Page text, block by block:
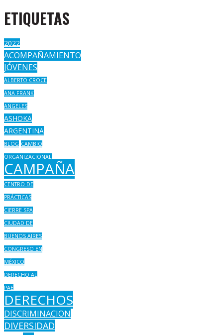
ETIQUETAS
2022
ACOMPAÑAMIENTO
JÓVENES
ALBERTO CROCE
ANA FRANK
ANGELES
ASHOKA
ARGENTINA
BLOG CAMBIO
ORGANIZACIONAL
CAMPAÑA
CENTRO DE
PRÁCTICAS
CIERRE SPA
CIUDAD DE
BUENOS AIRES
CONGRESO EN
MÉXICO
DERECHO AL
PAE
DERECHOS
DISCRIMINACION
DIVERSIDAD